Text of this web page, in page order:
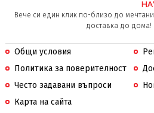
Вече си един клик по-близо до
доставка до дома!
Общи условия
Политика за поверителност
Често задавани въпроси
Карта на сайта